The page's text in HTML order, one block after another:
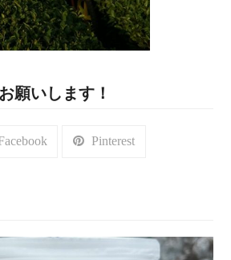
願いします！
Pinterest